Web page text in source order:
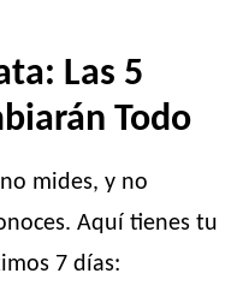
Las 5
Todo
mides, y no
Aquí tienes tu
7 días: